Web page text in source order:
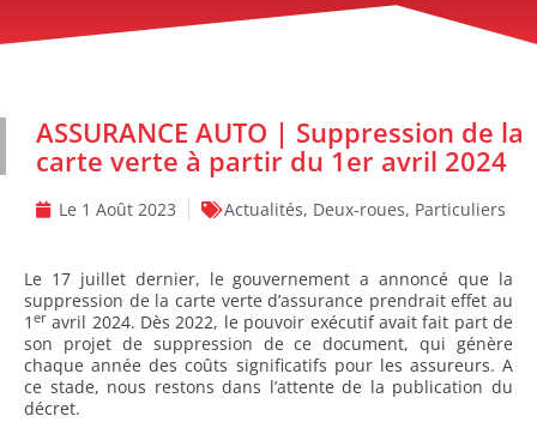
ASSURANCE AUTO | Suppression de la
carte verte à partir du 1er avril 2024
Le 1 Août 2023 Actualités, Deux-roues, Particuliers
Le 17 juillet dernier, le gouvernement a annoncé que la
suppression de la carte verte d’assurance prendrait effet au
1 er avril 2024. Dès 2022, le pouvoir exécutif avait fait part de
son projet de suppression de ce document, qui génère
chaque année des coûts significatifs pour les assureurs. A
ce stade, nous restons dans l’attente de la publication du
décret.